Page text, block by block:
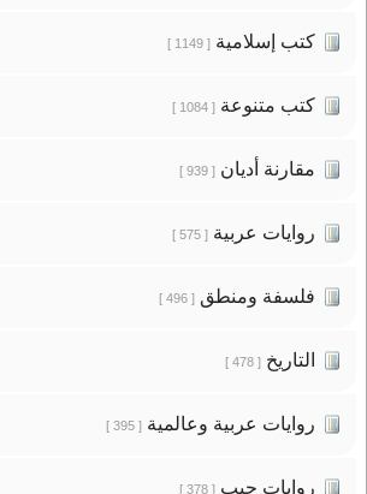
كتب إسلامية[ 1149 ]
كتب متنوعة[ 1084 ]
مقارنة أديان[ 939 ]
روايات عربية[ 575 ]
فلسفة ومنطق[ 496 ]
التاريخ[ 478 ]
روايات عربية وعالمية[ 395 ]
روايات جيب[ 378 ]